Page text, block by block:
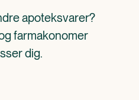
apoteksvarer?
farmakonomer
dig.